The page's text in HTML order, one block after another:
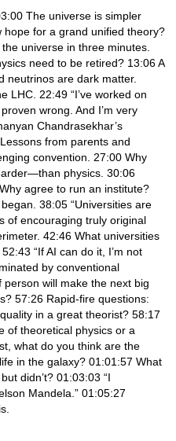
The universe is simpler
for a grand unified theory?
universe in three minutes.
need to be retired? 13:06 A
neutrinos are dark matter.
LHC. 22:49 “I’ve worked on
wrong. And I’m very
Chandrasekhar’s
from parents and
convention. 27:00 Why
physics. 30:06
agree to run an institute?
38:05 “Universities are
of encouraging truly original
42:46 What universities
“If AI can do it, I’m not
by conventional
will make the next big
57:26 Rapid-fire questions:
in a great theorist? 58:17
of theoretical physics or a
what do you think are the
in the galaxy? 01:01:57 What
didn’t? 01:03:03 “I
Mandela.” 01:05:27